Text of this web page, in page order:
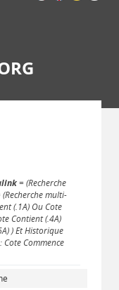
= (Recherche
multi-
(.1A) Ou Cote
Contient (.4A)
) Et Historique
Cote Commence